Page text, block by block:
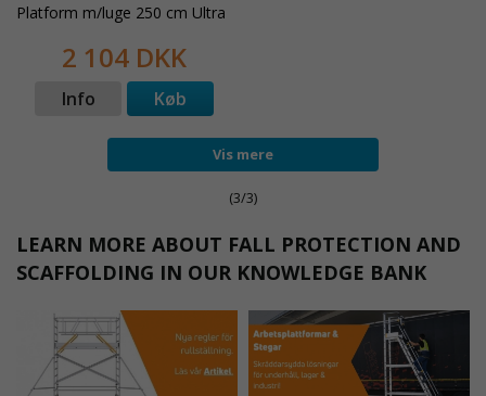
Platform m/luge 250 cm Ultra
2 104 DKK
Info Køb
Vis mere
(3/3)
LEARN MORE ABOUT FALL PROTECTION AND
SCAFFOLDING IN OUR KNOWLEDGE BANK